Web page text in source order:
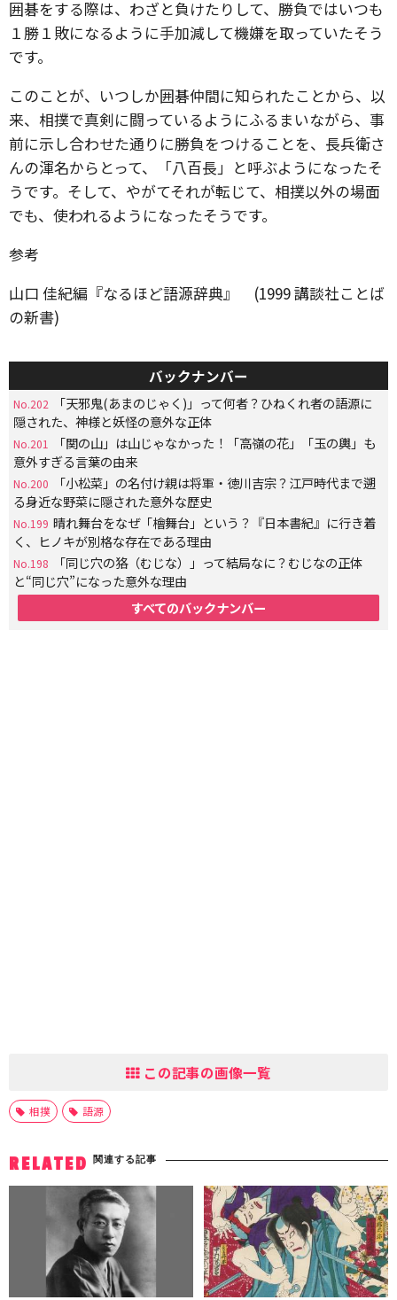
囲碁をする際は、わざと負けたりして、勝負ではいつも
１勝１敗になるように手加減して機嫌を取っていたそう
です。
このことが、いつしか囲碁仲間に知られたことから、以
来、相撲で真剣に闘っているようにふるまいながら、事
前に示し合わせた通りに勝負をつけることを、長兵衛さ
んの渾名からとって、「八百長」と呼ぶようになったそ
うです。そして、やがてそれが転じて、相撲以外の場面
でも、使われるようになったそうです。
参考
山口 佳紀編『なるほど語源辞典』 (1999 講談社ことば
の新書)
バックナンバー
No.202
「天邪鬼(あまのじゃく)」って何者？ひねくれ者の語源に
隠された、神様と妖怪の意外な正体
No.201
「関の山」は山じゃなかった！「高嶺の花」「玉の輿」も
意外すぎる言葉の由来
No.200
「小松菜」の名付け親は将軍・徳川吉宗？江戸時代まで遡
る身近な野菜に隠された意外な歴史
No.199 晴れ舞台をなぜ「檜舞台」という？『日本書紀』に行き着
く、ヒノキが別格な存在である理由
No.198
「同じ穴の狢（むじな）」って結局なに？むじなの正体
と“同じ穴”になった意外な理由
すべてのバックナンバー
この記事の画像一覧
相撲 語源
RELATED 関連する記事